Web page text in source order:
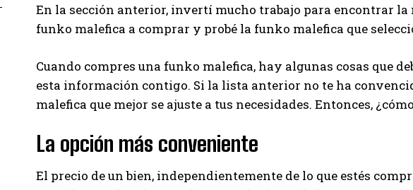
En la sección anterior, invertí mucho trabajo para encontrar
funko malefica a comprar y probé la funko malefica que
Cuando compres una funko malefica, hay algunas cosas que
esta información contigo. Si la lista anterior no te ha
malefica que mejor se ajuste a tus necesidades. Entonces,
La opción más conveniente
El precio de un bien, independientemente de lo que estés